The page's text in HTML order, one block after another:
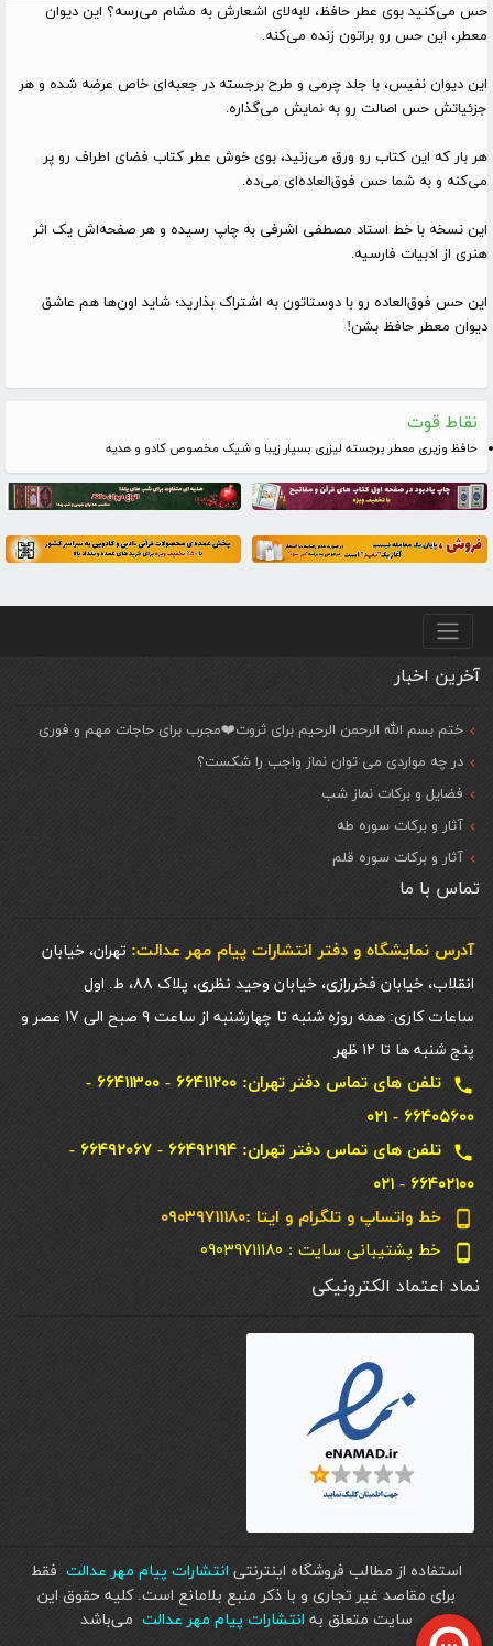
حس می‌کنید بوی عطر حافظ، لابه‌لای اشعارش به مشام می‌رسه؟ این دیوان
معطر، این حس رو براتون زنده می‌کنه.
این دیوان نفیس، با جلد چرمی و طرح برجسته در جعبه‌ای خاص عرضه شده و هر
جزئیاتش حس اصالت رو به نمایش می‌گذاره.
هر بار که این کتاب رو ورق می‌زنید، بوی خوش عطر کتاب فضای اطراف رو پر
می‌کنه و به شما حس فوق‌العاده‌ای می‌ده.
این نسخه با خط استاد مصطفی اشرفی به چاپ رسیده و هر صفحه‌اش یک اثر
هنری از ادبیات فارسیه.
این حس فوق‌العاده رو با دوستاتون به اشتراک بذارید؛ شاید اون‌ها هم عاشق
دیوان معطر حافظ بشن!
نقاط قوت
حافظ وزیری معطر برجسته لیزری بسیار زیبا و شیک مخصوص کادو و هدیه
منو پایین
آخرین اخبار
ختم بسم الله الرحمن الرحیم برای ثروت❤️مجرب برای حاجات مهم و فوری
در چه مواردی می توان نماز واجب را شکست؟
فضایل و برکات نماز شب
آثار و برکات سوره طه
آثار و برکات سوره قلم
تماس با ما
آدرس نمایشگاه و دفتر انتشارات پيام مهر عدالت: تهران، خیابان
انقلاب، خیابان فخررازی، خیابان وحید نظری، پلاک ۸۸، ط. اول
ساعات کاری: همه روزه شنبه تا چهارشنبه از ساعت ۹ صبح الی ۱۷ عصر و
پنج شنبه ها تا ۱۲ ظهر
local_phone
تلفن های تماس دفتر تهران: ۶۶۴۱۱۲۰۰ - ۶۶۴۱۱۳۰۰ -
۶۶۴۰۵۶۰۰ - ۰۲۱
local_phone
تلفن های تماس دفتر تهران: ۶۶۴۹۲۱۹۴ - ۶۶۴۹۲۰۶۷ -
۶۶۴۰۲۱۰۰ - ۰۲۱
phone_android خط واتساپ و تلگرام و ایتا :۰۹۰۳۹۷۱۱۱۸۰
phone_android خط پشتیبانی سایت : ۰۹۰۳۹۷۱۱۱۸۰
نماد اعتماد الکترونیکی
استفاده از مطالب فروشگاه اینترنتی انتشارات پیام مهر عدالت فقط
برای مقاصد غیر تجاری و با ذکر منبع بلامانع است. کليه حقوق اين
سايت متعلق به انتشارات پیام مهر عدالت می‌باشد